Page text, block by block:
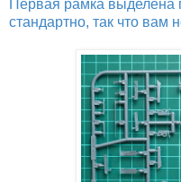
Первая рамка выделена
стандартно, так что вам